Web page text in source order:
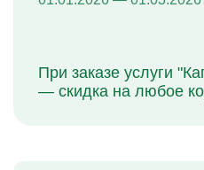
При заказе услуги
— скидка на любое